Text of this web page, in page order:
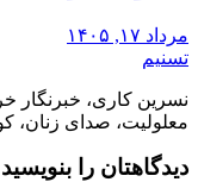
مرداد ۱۷, ۱۴۰۵
تسنیم
نسرین کاری، خبرنگار
معلولیت، صدای زنان،
دیدگاهتان را بنویسید